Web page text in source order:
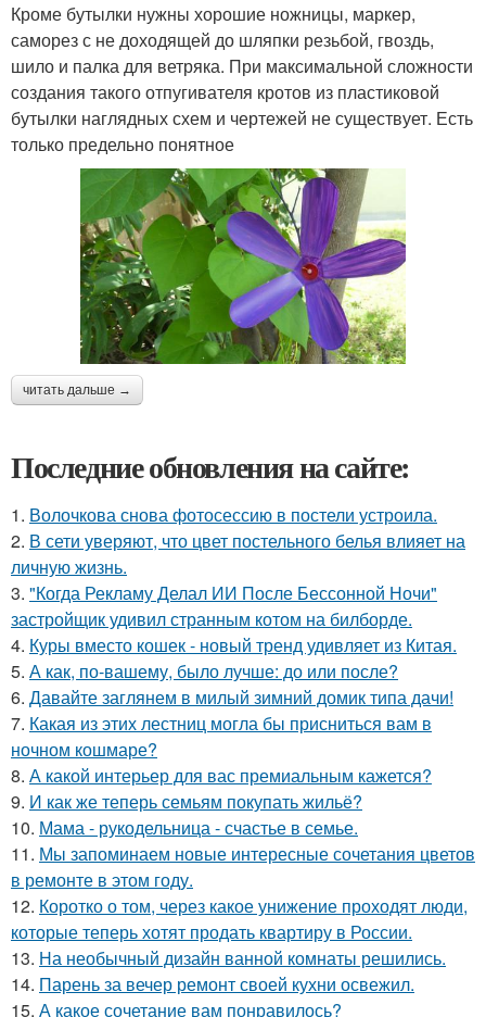
Кроме бутылки нужны хорошие ножницы, маркер,
саморез с не доходящей до шляпки резьбой, гвоздь,
шило и палка для ветряка. При максимальной сложности
создания такого отпугивателя кротов из пластиковой
бутылки наглядных схем и чертежей не существует. Есть
только предельно понятное
читать дальше →
Последние обновления на сайте:
1. Волочкова снова фотосессию в постели устроила.
2. В сети уверяют, что цвет постельного белья влияет на
личную жизнь.
3. "Когда Рекламу Делал ИИ После Бессонной Ночи"
застройщик удивил странным котом на билборде.
4. Куры вместо кошек - новый тренд удивляет из Китая.
5. А как, по-вашему, было лучше: до или после?
6. Давайте заглянем в милый зимний домик типа дачи!
7. Какая из этих лестниц могла бы присниться вам в
ночном кошмаре?
8. А какой интерьер для вас премиальным кажется?
9. И как же теперь семьям покупать жильё?
10. Мама - рукодельница - счастье в семье.
11. Мы запоминаем новые интересные сочетания цветов
в ремонте в этом году.
12. Коротко о том, через какое унижение проходят люди,
которые теперь хотят продать квартиру в России.
13. На необычный дизайн ванной комнаты решились.
14. Парень за вечер ремонт своей кухни освежил.
15. А какое сочетание вам понравилось?